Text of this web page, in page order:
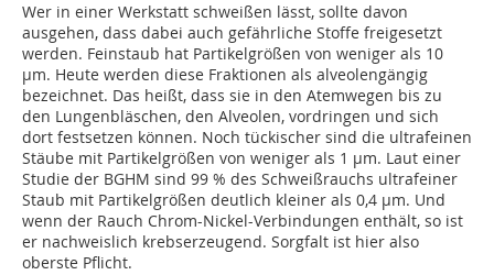
Wer in einer Werkstatt schweißen lässt, sollte davon
ausgehen, dass dabei auch gefährliche Stoffe freigesetzt
werden. Feinstaub hat Partikelgrößen von weniger als 10
µm. Heute werden diese Fraktionen als alveolengängig
bezeichnet. Das heißt, dass sie in den Atemwegen bis zu
den Lungenbläschen, den Alveolen, vordringen und sich
dort festsetzen können. Noch tückischer sind die ultrafeinen
Stäube mit Partikelgrößen von weniger als 1 µm. Laut einer
Studie der BGHM sind 99 % des Schweißrauchs ultrafeiner
Staub mit Partikelgrößen deutlich kleiner als 0,4 µm. Und
wenn der Rauch Chrom-Nickel-Verbindungen enthält, so ist
er nachweislich krebserzeugend. Sorgfalt ist hier also
oberste Pflicht.